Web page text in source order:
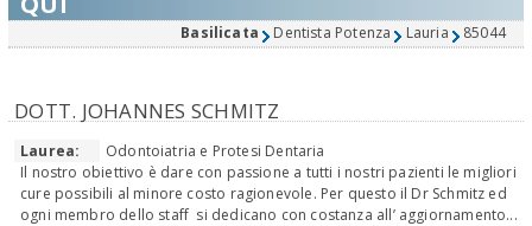
Basilicata Dentista Potenza Lauria 85044
DOTT. JOHANNES SCHMITZ
Laurea:
Odontoiatria e Protesi Dentaria
Il nostro obiettivo è dare con passione a tutti i nostri pazienti le migliori
cure possibili al minore costo ragionevole. Per questo il Dr Schmitz ed
ogni membro dello staff si dedicano con costanza all’ aggiornamento...